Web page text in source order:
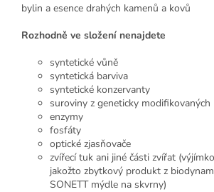
bylin a esence drahých kamenů a kovů
Rozhodně ve složení nenajdete
syntetické vůně
syntetická barviva
syntetické konzervanty
suroviny z geneticky modifikovaných
enzymy
fosfáty
optické zjasňovače
zvířecí tuk ani jiné části zvířat
jakožto zbytkový produkt z
SONETT mýdle na skvrny)